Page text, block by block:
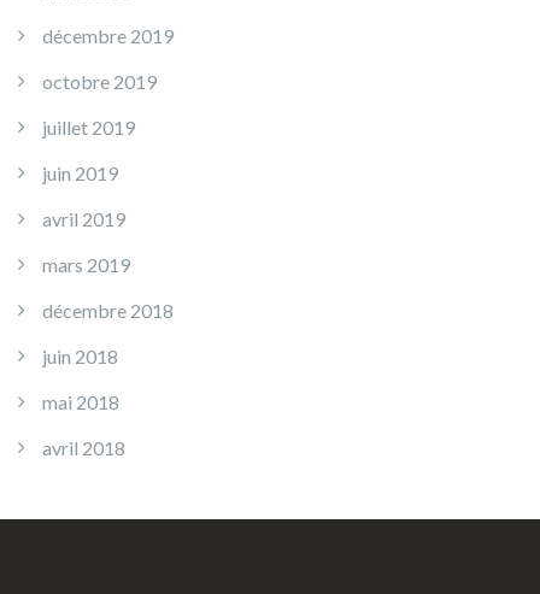
décembre 2019
octobre 2019
juillet 2019
juin 2019
avril 2019
mars 2019
décembre 2018
juin 2018
mai 2018
avril 2018